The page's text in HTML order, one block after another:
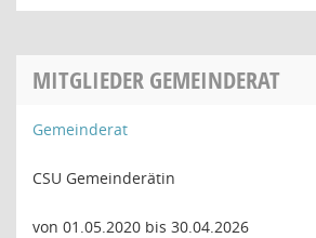
MITGLIEDER GEMEINDERAT
Gemeinderat
CSU Gemeinderätin
von 01.05.2020 bis 30.04.2026